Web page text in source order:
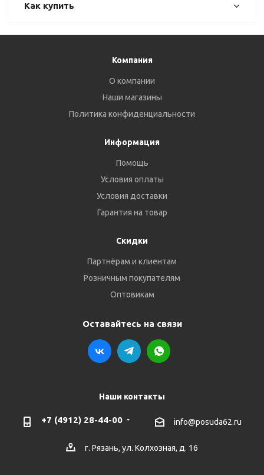
Как купить
Компания
О компании
Наши магазины
Политика конфиденциальности
Информация
Помощь
Условия оплаты
Условия доставки
Гарантия на товар
Скидки
Партнёрам и клиентам
Розничным покупателям
Оптовикам
Оставайтесь на связи
Наши контакты
+7 (4912) 28-44-00 info@posuda62.ru
г. Рязань, ул. Колхозная, д. 16